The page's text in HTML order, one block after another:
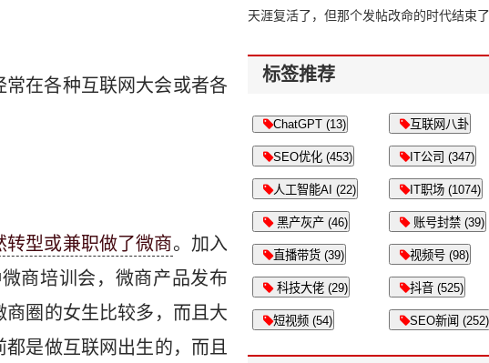
在各种互联网大会或者各
转型或兼职做了微商。加入
商培训会，微商产品发布
圈的女生比较多，而且大
是做互联网出生的，而且
天涯复活了，但那个发帖改命的时代结束了
标签推荐
ChatGPT (13) 互联网八卦
SEO优化 (453) IT公司 (347)
人工智能AI (22) IT职场 (1074)
黑产灰产 (46) 账号封禁 (39)
直播带货 (39) 视频号 (98)
科技大佬 (29) 抖音 (525)
短视频 (54) SEO新闻 (252)